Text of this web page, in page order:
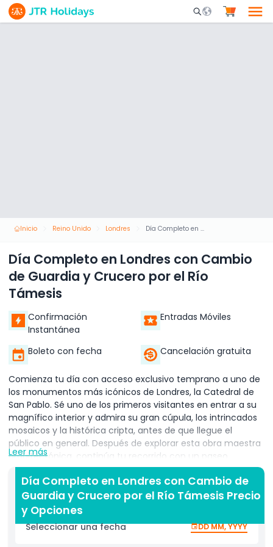
Mobile Search
Inicio Reino Unido Londres Día Completo en Londres con Cambio de Guardia y Crucero por el Río Támesis
Día Completo en Londres con Cambio
de Guardia y Crucero por el Río
Támesis
Confirmación
Instantánea
Entradas Móviles
Boleto con fecha Cancelación gratuita
Comienza tu día con acceso exclusivo temprano a uno de
los monumentos más icónicos de Londres, la Catedral de
San Pablo. Sé uno de los primeros visitantes en entrar a su
magnífico interior y admira su gran cúpula, los intrincados
mosaicos y la histórica cripta, antes de que llegue el
público en general. Después de explorar esta obra maestra
arquitectónica, continúa tu recorrido con un paseo
panorámico por el centro de Londres. Contempla algunos
de los lugares más famosos de la ciudad, incluyendo la
Abadía de Westminster, las Casas del Parlamento y el
London Eye, mientras aprendes sobre su rica historia y
significancia cultural de la mano de tu guía experto. Luego,
visita la Torre de Londres, una fortaleza histórica que ha
Leer más
Día Completo en Londres con Cambio de
Guardia y Crucero por el Río Támesis Precio
y Opciones
Seleccionar una fecha DD MM, YYYY